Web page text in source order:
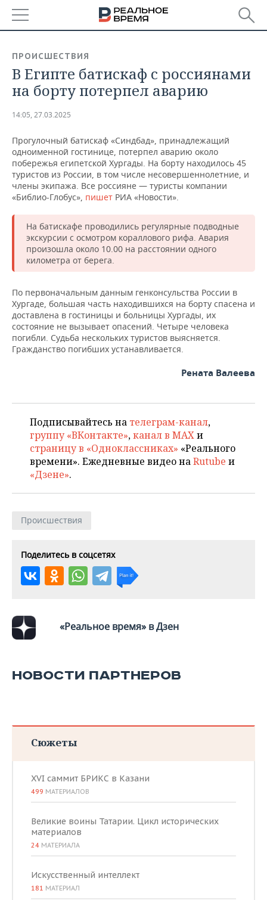
БАШКОРТОСТАН
ТАТАРСТАН
НОВОСТИ
АНАЛИТИКА
ДЕКЛАРАЦИИ О ДОХОДАХ
КОРОЛИ ГОСЗАКАЗА ПФО
КОМУ ПРИНАДЛЕЖАТ
ТОРГОВЫЕ ЦЕНТРЫ
ТАТАРСТАНА
НОВОСТИ ЭКОНОМИКИ
ФИНАНСЫ
БЮДЖЕТ
ИНВЕСТИЦИИ
ПРОМЫШЛЕННОСТЬ
НОВОСТИ
ПРОМЫШЛЕННОСТИ
АГРОПРОМ
МАШИНОСТРОЕНИЕ
НЕФТЕХИМИЯ
НЕФТЬ
ОПК
ЭНЕРГЕТИКА
НЕДВИЖИМОСТЬ
НОВОСТИ АВТО
БИЗНЕС
НОВОСТИ БИЗНЕСА
РОЗНИЧНАЯ ТОРГОВЛЯ
ТРАНСПОРТ
УСЛУГИ
ТЕХНОЛОГИИ
НОВОСТИ ТЕХНОЛОГИЙ
IT
МЕДИА
МЕРОПРИЯТИЯ
НОВОСТИ МЕРОПРИЯТИЙ
ВЫЕЗДНАЯ РЕДАКЦИЯ
ОТКРЫТАЯ ЛЕКЦИЯ
СПОРТ
НОВОСТИ СПОРТА
БАСКЕТБОЛ
ВОЛЕЙБОЛ
КИБЕРСПОРТ
ХОККЕЙ С МЯЧОМ
ОБЩЕСТВО
ИНФРАСТРУКТУРА
ИСТОРИЯ
КУЛЬТУРА
ПРОИСШЕСТВИЯ
СПРАВОЧНИК
СПИСОК ПЕРСОН
СПИСОК КОМПАНИЙ
ПОЛНАЯ ВЕРСИЯ
ПРОИСШЕСТВИЯ
В Египте батискаф с россиянами
на борту потерпел аварию
14:05, 27.03.2025
Прогулочный батискаф «Синдбад», принадлежащий
одноименной гостинице, потерпел аварию около
побережья египетской Хургады. На борту находилось 45
туристов из России, в том числе несовершеннолетние, и
члены экипажа. Все россияне — туристы компании
«Библио-Глобус», пишет РИА «Новости».
На батискафе проводились регулярные подводные
экскурсии с осмотром кораллового рифа. Авария
произошла около 10.00 на расстоянии одного
километра от берега.
По первоначальным данным генконсульства России в
Хургаде, большая часть находившихся на борту спасена и
доставлена в гостиницы и больницы Хургады, их
состояние не вызывает опасений. Четыре человека
погибли. Судьба нескольких туристов выясняется.
Гражданство погибших устанавливается.
Рената Валеева
Подписывайтесь на телеграм-канал,
группу «ВКонтакте»,канал в MAXи
страницу в «Одноклассниках» «Реального
времени». Ежедневные видео наRutube и
«Дзене».
Происшествия
Поделитесь в соцсетях
«Реальное время» в Дзен
НОВОСТИ ПАРТНЕРОВ
Сюжеты
XVI саммит БРИКС в Казани
499 МАТЕРИАЛОВ
Великие воины Татарии. Цикл исторических
материалов
24 МАТЕРИАЛА
Искусственный интеллект
181 МАТЕРИАЛ